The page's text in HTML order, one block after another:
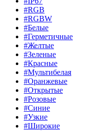
#RGB
#RGBW
#Белые
#Герметичные
#Желтые
#Зеленые
#Красные
#Мультибелая
#Оранжевые
#Открытые
#Розовые
#Синие
#Узкие
#Широкие